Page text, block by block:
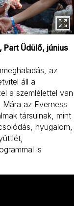
Part Üdülő, június
az
áll a
a szemlélettel van
az Everness
társulnak, mint
nyugalom,
is